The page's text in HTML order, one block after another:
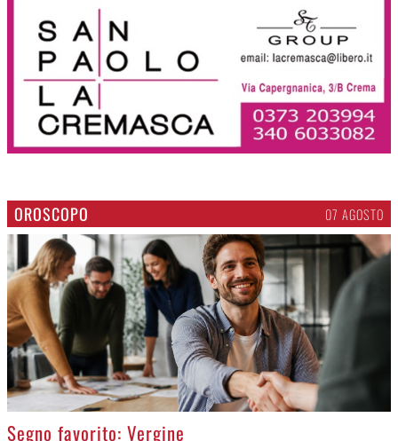
OROSCOPO 07 AGOSTO
>
Segno favorito: Vergine